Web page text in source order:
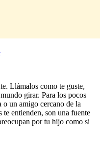
Llámalos como te guste,
girar. Para los pocos
un amigo cercano de la
entienden, son una fuente
por tu hijo como si